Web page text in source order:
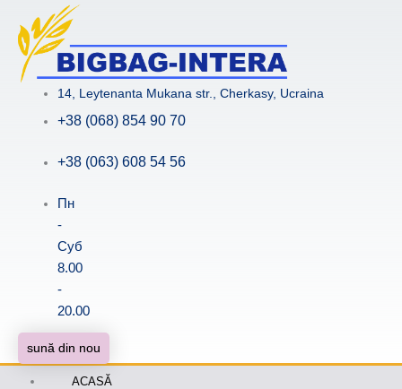
content
14, Leytenanta Mukana str., Cherkasy, Ucraina
+38 (068) 854 90 70
+38 (063) 608 54 56
Пн
-
Суб
8.00
-
20.00
sună din nou
ACASĂ